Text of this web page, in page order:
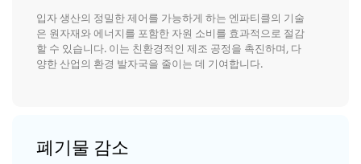
입자 생산의 정밀한 제어를 가능하게 하는 엔파티클의 기술
은 원자재와 에너지를 포함한 자원 소비를 효과적으로 절감
할 수 있습니다. 이는 친환경적인 제조 공정을 촉진하며, 다
양한 산업의 환경 발자국을 줄이는 데 기여합니다.
폐기물 감소